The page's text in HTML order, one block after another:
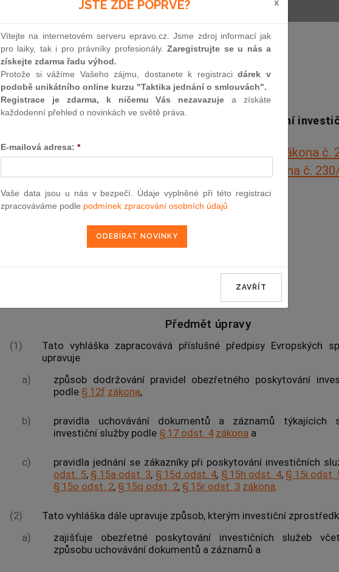
Minulé neúčinné zněníod 1. 7. 2008 - 31. 12. 2010
237
VYHLÁŠKA
ze dne 23. června 2008
o podrobnostech některých pravidel při poskytování
Česká národní banka stanoví podle
zákona č.
zákona č.
(dále jen „zákon“):
ČÁST PRVNÍ
OBECNÁ USTANOVENÍ
Předmět úpravy
(1) Tato vyhláška zapracovává příslušné předpisy Evropských
upravuje
a)
způsob dodržování pravidel obezřetného poskytování
podle § 12f zákona,
b)
pravidla uchovávání dokumentů a záznamů týkajících
investiční služby podle § 17 odst. 4 zákona a
c) pravidla jednání se zákazníky při poskytování investičních
odst. 5, § 15a odst. 3, § 15d odst. 4, § 15h odst. 4, § 15i odst.
§ 15o odst. 2, § 15q odst. 2, § 15r odst. 3 zákona
(2)
Tato vyhláška dále upravuje způsob, kterým investiční
a)
zajišťuje obezřetné poskytování investičních služeb
způsobu uchovávání dokumentů a záznamů a
JSTE ZDE POPRVÉ?
Vítejte na internetovém serveru epravo.cz. Jsme zdroj informací jak
pro laiky, tak i pro právníky profesionály.Zaregistrujte se u nás a
získejte zdarma řadu výhod.
Protože si vážíme Vašeho zájmu, dostanete k registracidárek v
podobě unikátního online kurzu "Taktika jednání o smlouvách".
Registrace je zdarma, k ničemu Vás nezavazuje a získáte
každodenní přehled o novinkách ve světě práva.
E-mailová adresa: *
Vaše data jsou u nás v bezpečí. Údaje vyplněné při této registraci
zpracováváme podle podmínek zpracování osobních údajů
ZAVŘÍT